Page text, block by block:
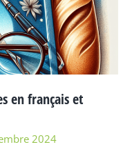
en français et
2024